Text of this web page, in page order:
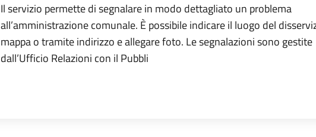
Il servizio permette di segnalare in modo dettagliato un problema
all’amministrazione comunale. È possibile indicare il luogo del
mappa o tramite indirizzo e allegare foto. Le segnalazioni sono gestite
dall’Ufficio Relazioni con il Pubbli